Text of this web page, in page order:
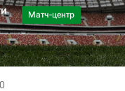
Матч-центр